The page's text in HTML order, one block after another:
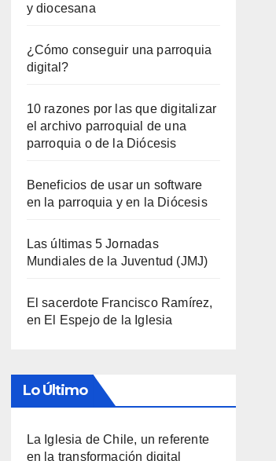
y diocesana
¿Cómo conseguir una parroquia
digital?
10 razones por las que digitalizar
el archivo parroquial de una
parroquia o de la Diócesis
Beneficios de usar un software
en la parroquia y en la Diócesis
Las últimas 5 Jornadas
Mundiales de la Juventud (JMJ)
El sacerdote Francisco Ramírez,
en El Espejo de la Iglesia
Lo Último
La Iglesia de Chile, un referente
en la transformación digital